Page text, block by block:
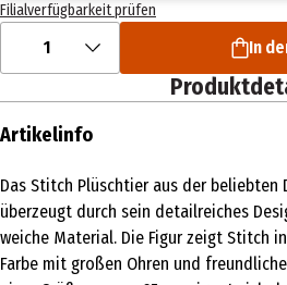
Filialverfügbarkeit prüfen
1 In
Artikelinfo
Das Stitch Plüschtier aus der beliebten
überzeugt durch sein detailreiches
weiche Material. Die Figur zeigt Stitch
Farbe mit großen Ohren und